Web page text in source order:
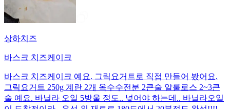
상하치즈
바스크 치즈케이크
바스크 치즈케이크 예요. 그릭요거트로 직접 만들어 봤어요.
그릭요거트 250g 계란 2개 옥수수전분 2큰술 알룰로스 2~3큰
술 예요. 바닐라 오일 5방울 정도.. 넣어야 하는데.. 바닐라오일